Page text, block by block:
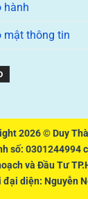
hành
mật thông tin
2026 ©Duy
số: 0301244994
và Đầu Tư
đại diện: Nguyễn